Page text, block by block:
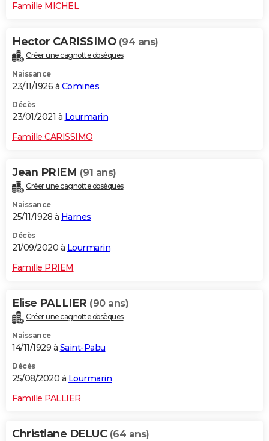
Famille MICHEL
Hector CARISSIMO (94 ans)
Créer une cagnotte obsèques
Naissance
23/11/1926 à Comines
Décès
23/01/2021 à Lourmarin
Famille CARISSIMO
Jean PRIEM (91 ans)
Créer une cagnotte obsèques
Naissance
25/11/1928 à Harnes
Décès
21/09/2020 à Lourmarin
Famille PRIEM
Elise PALLIER (90 ans)
Créer une cagnotte obsèques
Naissance
14/11/1929 à Saint-Pabu
Décès
25/08/2020 à Lourmarin
Famille PALLIER
Christiane DELUC (64 ans)